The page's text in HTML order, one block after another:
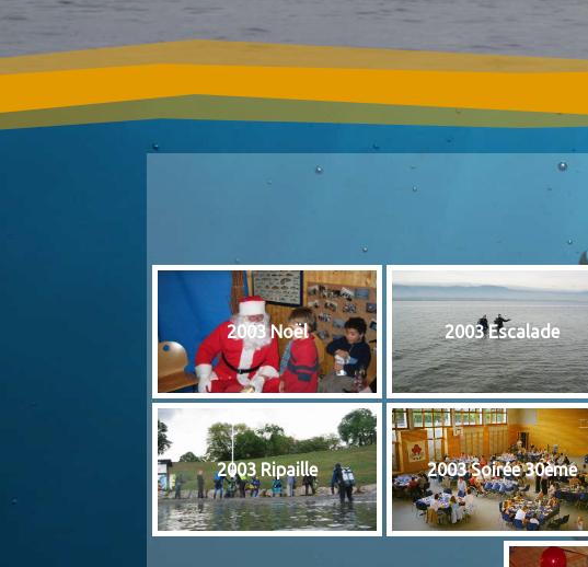
2003 Noël 2003 Escalade
2003 Ripaille 2003 Soirée 30ème